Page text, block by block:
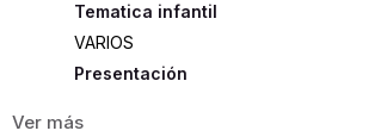
Tematica infantil
VARIOS
Presentación